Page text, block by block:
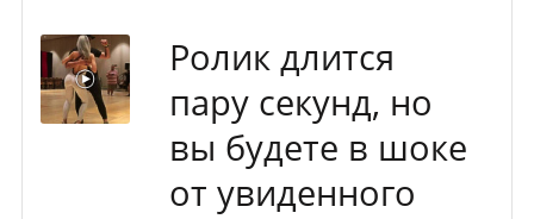
Ролик длится
пару секунд, но
вы будете в шоке
от увиденного